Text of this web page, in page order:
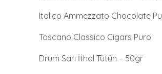
Italico Ammezzato Chocolate
Toscano Classico Cigars Puro
Drum Sarı İthal Tütün – 50gr